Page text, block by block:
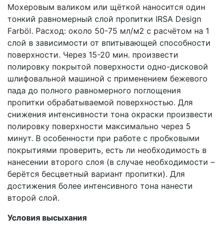
Мохеровым валиком или щёткой наносится один
тонкий равномерный слой пропитки IRSA Design
Farböl. Расход: около 50-75 мл/м2 с расчётом на 1
слой в зависимости от впитывающей способности
поверхности. Через 15-20 мин. произвести
полировку покрытой поверхности одно-дисковой
шлифовальной машиной с применением бежевого
пада до полного равномерного поглощения
пропитки обрабатываемой поверхностью. Для
снижения интенсивности тона окраски произвести
полировку поверхности максимально через 5
минут. В особенности при работе с пробковыми
покрытиями проверить, есть ли необходимость в
нанесении второго слоя (в случае необходимости –
берётся бесцветный вариант пропитки). Для
достижения более интенсивного тона нанести
второй слой.
Условия высыхания